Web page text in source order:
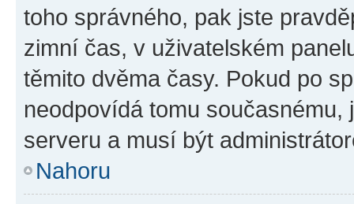
toho správného, pak jste
zimní čas, v uživatelském
těmito dvěma časy. Pokud po
neodpovídá tomu
serveru a musí být
Nahoru